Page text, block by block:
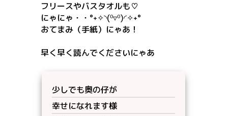
フリースやバスタオルも♡
にゃにゃ・・°˖✧◝(⁰▿⁰)◜✧˖°
おてまみ（手紙）にゃあ！
早く早く読んでくださいにゃあ
少しでも奥の仔が
幸せになれます様